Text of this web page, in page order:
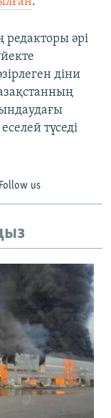
әрі
діни
түседі
Follow us